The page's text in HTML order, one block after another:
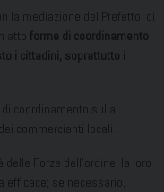
la mediazione del Prefetto, di
atto forme di coordinamento
i cittadini, soprattutto i
coordinamento sulla
commercianti locali.
Forze dell’ordine: la loro
efficace; se necessario,